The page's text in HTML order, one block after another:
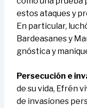
estos ataques y
En particular,
Bardeasanes y
gnóstica y
Persecución e
de su vida, Efrén
de invasiones